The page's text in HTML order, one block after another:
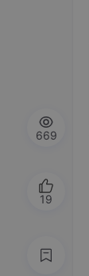
669
19